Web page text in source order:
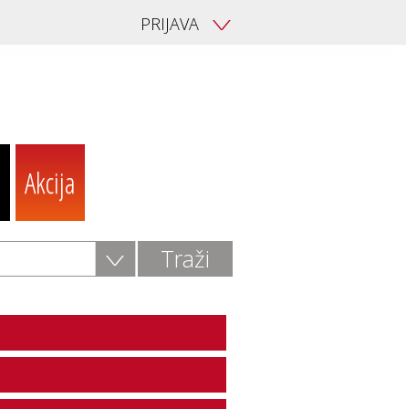
PRIJAVA V
Akcija
V